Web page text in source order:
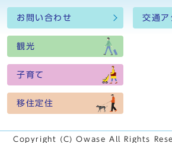
お問い合わせ 交通ア
観光
子育て
移住定住
Copyright (C) Owase All Rights